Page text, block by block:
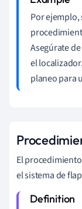
Por ejemplo,
Asegúrate
el
planeo para
El
el sistema de